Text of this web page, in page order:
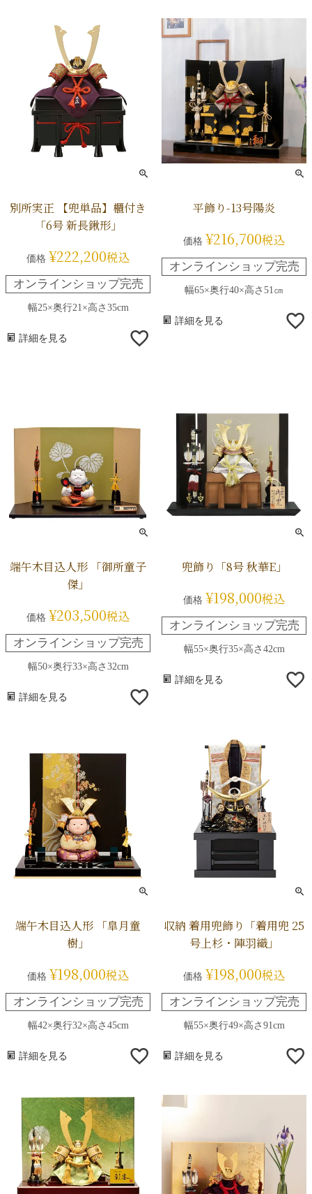
別所実正 【兜単品】櫃付き
「6号 新長鍬形」
価格 ¥222,200税込
オンラインショップ完売
幅25×奥行21×高さ35cm
詳細を見る
平飾り-13号陽炎
価格 ¥216,700税込
オンラインショップ完売
幅65×奥行40×高さ51㎝
詳細を見る
端午木目込人形 「御所童子
傑」
価格 ¥203,500税込
オンラインショップ完売
幅50×奥行33×高さ32cm
詳細を見る
兜飾り「8号 秋華E」
価格 ¥198,000税込
オンラインショップ完売
幅55×奥行35×高さ42cm
詳細を見る
端午木目込人形 「皐月童
樹」
価格 ¥198,000税込
オンラインショップ完売
幅42×奥行32×高さ45cm
詳細を見る
収納 着用兜飾り「着用兜 25
号上杉・陣羽織」
価格 ¥198,000税込
オンラインショップ完売
幅55×奥行49×高さ91cm
詳細を見る